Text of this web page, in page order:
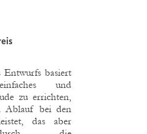
basiert
und
zu errichten,
Ablauf bei den
das aber